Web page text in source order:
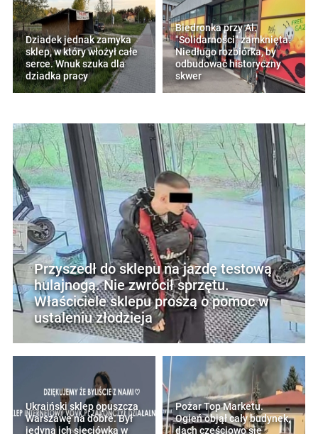
Dziadek jednak zamyka
sklep, w który włożył całe
serce. Wnuk szuka dla
dziadka pracy
Biedronka przy Al.
"Solidarności" zamknięta.
Niedługo rozbiórka, by
odbudować historyczny
skwer
Przyszedł do sklepu na jazdę testową
hulajnogą. Nie zwrócił sprzętu.
Właściciele sklepu proszą o pomoc w
ustaleniu złodzieja
Ukraiński sklep opuszcza
Warszawę na dobre. Był
jedyną ich sieciówką w
Pożar Top Marketu.
Ogień objął cały budynek,
dach częściowo się